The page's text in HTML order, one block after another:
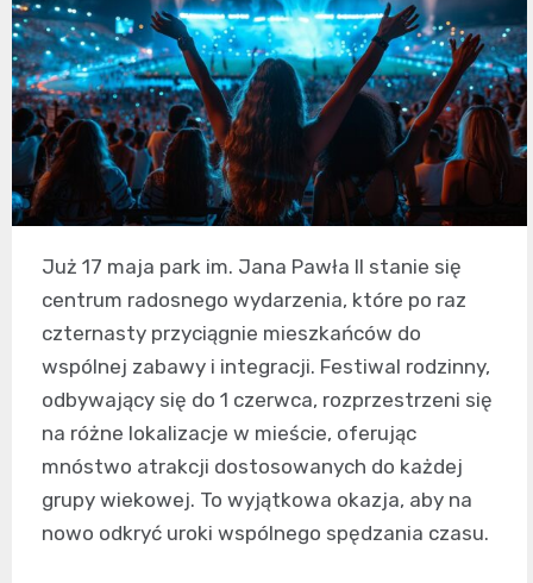
Już 17 maja park im. Jana Pawła II stanie się
centrum radosnego wydarzenia, które po raz
czternasty przyciągnie mieszkańców do
wspólnej zabawy i integracji. Festiwal rodzinny,
odbywający się do 1 czerwca, rozprzestrzeni się
na różne lokalizacje w mieście, oferując
mnóstwo atrakcji dostosowanych do każdej
grupy wiekowej. To wyjątkowa okazja, aby na
nowo odkryć uroki wspólnego spędzania czasu.